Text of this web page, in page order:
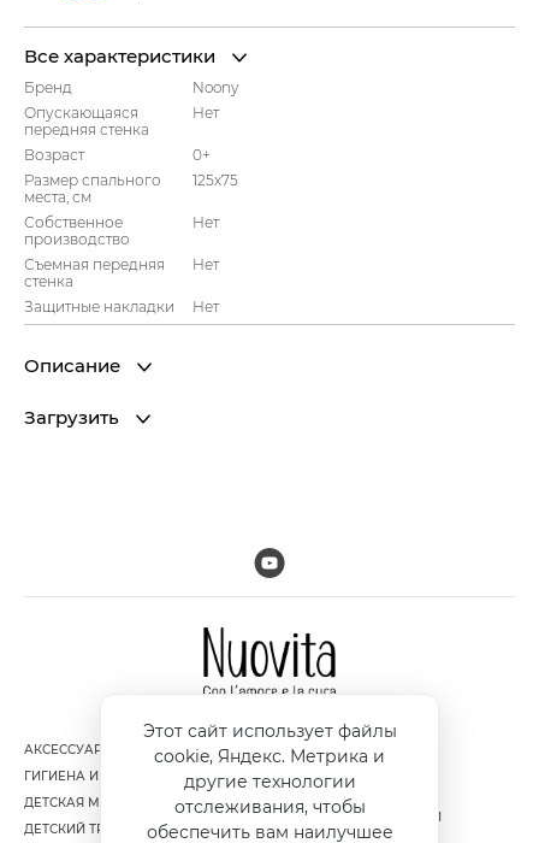
Все характеристики
Бренд
Noony
Опускающаяся
передняя стенка
Нет
Возраст
0+
Размер спального
места, см
125х75
Собственное
производство
Нет
Съемная передняя
стенка
Нет
Защитные накладки Нет
Описание
Загрузить
АКСЕССУАРЫ
ГИГИЕНА И УХОД ЗА РЕБЕНКОМ
ДЕТСКАЯ МЕБЕЛЬ
ДЕТСКИЙ ТРАНСПОРТ
ДОСТАВКА И ОПЛАТА
ГАРАНТИЯ И ВОЗВРАТ
ПОЛИТИКА
КОНФИДЕНЦИАЛЬНОСТИ
Этот сайт использует файлы
cookie, Яндекс. Метрика и
другие технологии
отслеживания, чтобы
обеспечить вам наилучшее